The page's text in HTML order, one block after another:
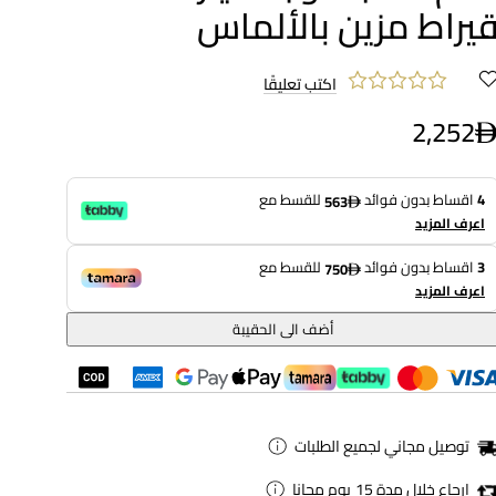
مزين بالألماس
اكتب تعليقًا
2,252
4اقساط بدون فوائد 563للقسط مع
اعرف المزيد
3اقساط بدون فوائد 750للقسط مع
اعرف المزيد
أضف الى الحقيبة
توصيل مجاني لجميع الطلبات
ارجاع خلال مدة 15 يوم مجانا